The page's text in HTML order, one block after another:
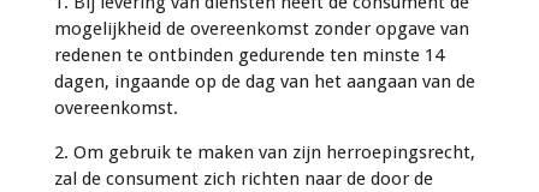
mogelijkheid de overeenkomst zonder opgave van
redenen te ontbinden gedurende ten minste 14
dagen, ingaande op de dag van het aangaan van de
overeenkomst.
2. Om gebruik te maken van zijn herroepingsrecht,
zal de consument zich richten naar de door de